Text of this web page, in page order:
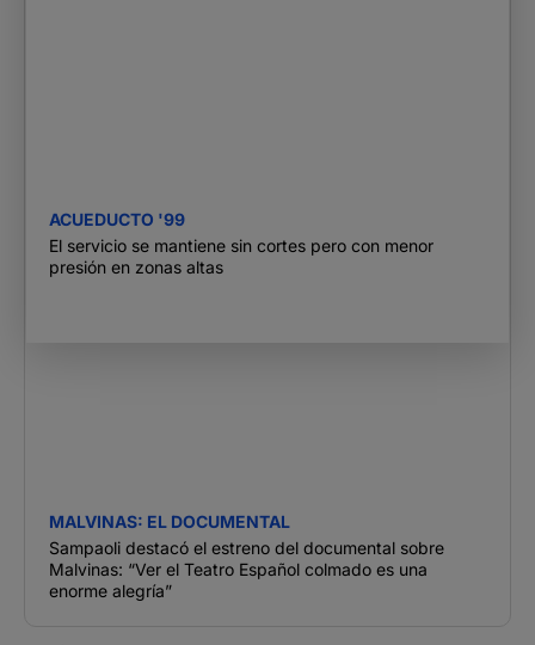
ACUEDUCTO '99
El servicio se mantiene sin cortes pero con menor
presión en zonas altas
MALVINAS: EL DOCUMENTAL
Sampaoli destacó el estreno del documental sobre
Malvinas: “Ver el Teatro Español colmado es una
enorme alegría”